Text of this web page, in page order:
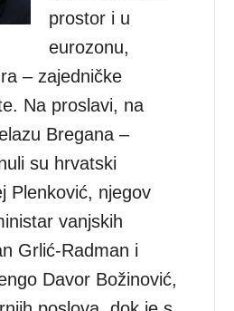
prostor i u
eurozonu,
– zajedničke
Na proslavi, na
Bregana –
su hrvatski
Plenković, njegov
vanjskih
Grlić-Radman i
Davor Božinović,